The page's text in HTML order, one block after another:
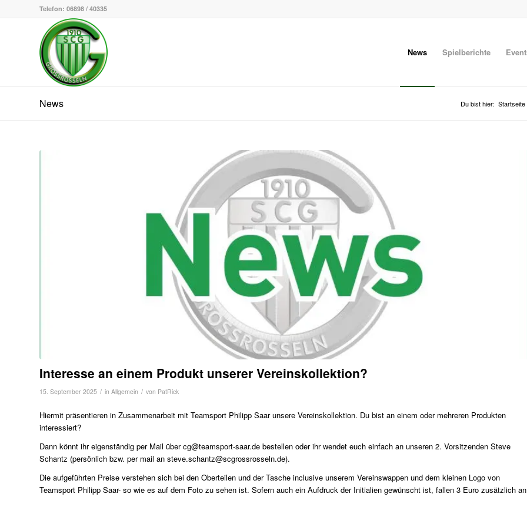
Telefon: 06898 / 40335
News Spielberichte
News Du bist hier: Startseite
Interesse an einem Produkt unserer Vereinskollektion?
15. September 2025 / in Allgemein / von PatRick
Hiermit präsentieren in Zusammenarbeit mit Teamsport Philipp Saar unsere Vereinskollektion. Du bist an einem oder mehreren Produkten
interessiert?
Dann könnt ihr eigenständig per Mail über cg@teamsport-saar.de bestellen oder ihr wendet euch einfach an unseren 2. Vorsitzenden Steve
Schantz (persönlich bzw. per mail an steve.schantz@scgrossrosseln.de).
Die aufgeführten Preise verstehen sich bei den Oberteilen und der Tasche inclusive unserem Vereinswappen und dem kleinen Logo von
Teamsport Philipp Saar- so wie es auf dem Foto zu sehen ist. Sofern auch ein Aufdruck der Initialien gewünscht ist, fallen 3 Euro zusätzlich